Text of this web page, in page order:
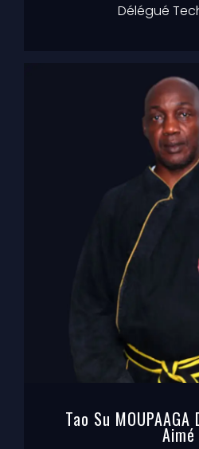
Délégué
Tao Su MOUPAAGA
Aimé